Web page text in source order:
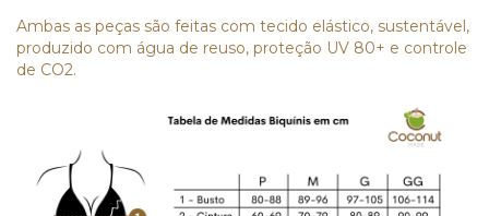
Ambas as peças são feitas com tecido elástico, sustentável,
produzido com água de reuso, proteção UV 80+ e controle
de CO2.